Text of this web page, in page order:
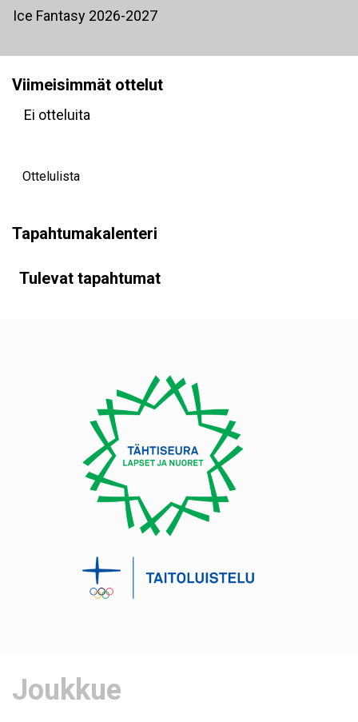
Ice Fantasy 2026-2027
Viimeisimmät ottelut
Ei otteluita
Ottelulista
Tapahtumakalenteri
Tulevat tapahtumat
Joukkue